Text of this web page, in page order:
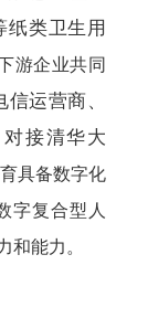
纸类卫生用
游企业共同
信运营商、
接清华大
具备数字化
字复合型人
和能力。